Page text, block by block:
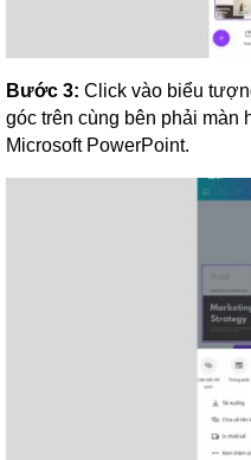
Bước 3: Click vào biểu
góc trên cùng bên phải màn
Microsoft PowerPoint.